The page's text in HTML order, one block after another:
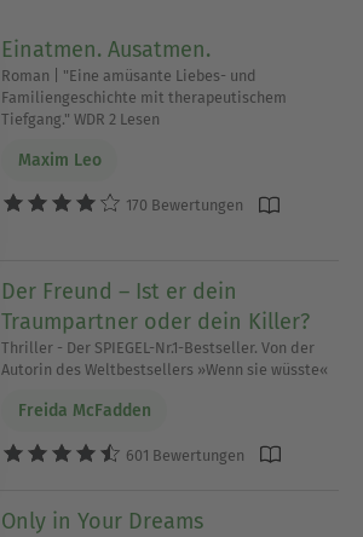
Einatmen. Ausatmen.
Roman | "Eine amüsante Liebes- und
Familiengeschichte mit therapeutischem
Tiefgang." WDR 2 Lesen
Maxim Leo
170 Bewertungen
Der Freund – Ist er dein
Traumpartner oder dein Killer?
Thriller - Der SPIEGEL-Nr.1-Bestseller. Von der
Autorin des Weltbestsellers »Wenn sie wüsste«
Freida McFadden
601 Bewertungen
Only in Your Dreams